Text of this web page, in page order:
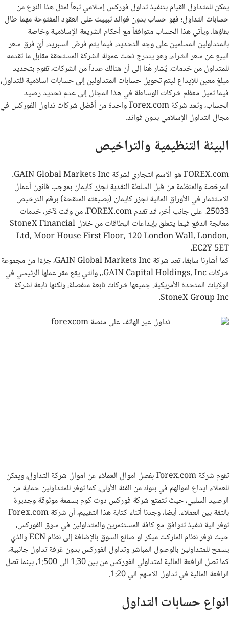
يمكن للمتداول القيام بتنفيذ تداول فوركس إسلامي تبعاً لمثل هذا النوع من
حسابات التداول؛ فهو حساب بدون فوائد تبييت على العقود المفتوحة مهما طال
بقاؤها. ويأتي هذا الحساب متوافقاً مع أحكام الشريعة الإسلامية وخاصة
بالمتداولين المسلمين على وجه التحديد، فيما يتم فرض السبريد، أيّ فرق سعر
البيع عن سعر الشراء، وهو يندرج تحت عمولة الشركة المستحقة مقابل ما تقدمه
للمتداول من خدمات. يُشار هُنا إلى أن هنالك عدداً من الشركات، تقوم بتحديد
مبلغ معين للإيداع ليتم تحويل حسابات المتداولين إلى حسابات اسلامية للتداول،
فيما تميل معظم شركات الوساطة في هذا المجال إلى عدم تحديد رصيد
الحساب، وتعد شركةForex.comواحدة من أفضل شركات تداول الفوركس في
مجال التداول الإسلامي بدون فوائد.
البيئة التنظيمية والتراخيص
FOREX.com هو الاسم التجاري لشركة GAIN Global Markets Inc.
المرخصة والمنظمة من قبل السلطة النقدية لجزر كايمان بموجب قانون أعمال
الاستثمار في الأوراق المالية لجزر كايمان (بصيغته المنقحة) برقم الترخيص
25033. على جانب أخر، قد تقدم FOREX.com، من وقت لآخر، خدمات
معالجة الدفع فيما يتعلق بإيداعات البطاقات من خلال StoneX Financial
Ltd, Moor House First Floor, 120 London Wall, London,
EC2Y 5ET.
كما أشارنا سابقا، تعد شركة GAIN Global Markets Inc، جزءًا من مجموعة
شركات GAIN Capital Holdings, Inc.، والتي يقع مقر عملها الرئيسي في
الولايات المتحدة الأمريكية. جميعها شركات تابعة منفصلة، ولكنها تابعة لشركة
StoneX Group Inc.
تقوم شركة Forex.com بفصل اموال العملاء عن اموال شركة التداول، ويمكن
للعملاء ايداع اموالهم في بنوك من الفئة الأولى، كما توفر للمتداولين حماية من
الرصيد السلبي، حيث تتمتع شركة فوركس دوت كوم بسمعة موثوقة وجديرة
بالثقة بين العملاء. أيضا، وجدنا أثناء كتابة هذا التقييم، أن شركة Forex.com
توفر آلية تنفيذ تتوافق مع كافة المستثمرين والمتداولين في سوق الفوركس،
حيث توفر نظام الماركت ميكر او صانع السوق بالإضافة إلى نظام ECN والذي
يسمح للمتداولين بالوصول المباشر وتداول الفوركس بدون غرفة تداول جانبية،
كما تصل الرافعة المالية لمتداولي الفوركس من بين 1:30 الى 1:500، بينما تصل
الرافعة المالية في تداول الاسهم الي 1:20.
انواع حسابات التداول